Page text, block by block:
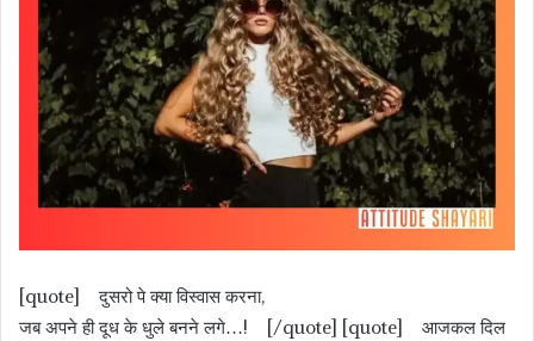
[quote] दुसरो पे क्या विस्वास करना,
जब अपने ही दूध के धुले बनने लगे…! [/quote] [quote] आजकल दिल